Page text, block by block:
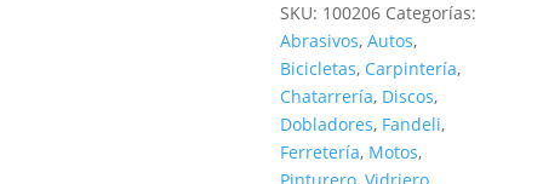
SKU: 100206 Categorías:
Abrasivos,Autos,
Bicicletas, Carpintería,
Chatarrería, Discos,
Dobladores, Fandeli,
Ferretería, Motos,